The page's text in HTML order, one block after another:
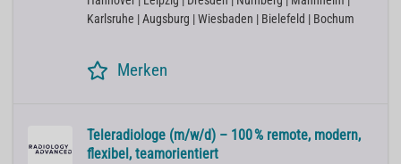
Karlsruhe | Augsburg | Wiesbaden | Bielefeld | Bochum
Merken
Teleradiologe (m/w/d) – 100 % remote, modern,
flexibel, teamorientiert